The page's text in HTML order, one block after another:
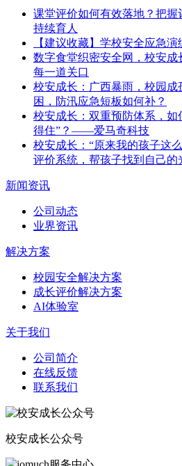
课堂评价如何有效落地？把
持续育人
【建议收藏】学校安全应急
数字食堂织密安全网，校安成
每一道关口
校安成长：广西暴雨，校园
困，防汛应急短板如何补？
校安成长：双重预防体系，如
得住”？——爱马奇科技
校安成长：“原来我的孩子这
评价系统，帮孩子找到自己的
新闻资讯
公司动态
业界资讯
解决方案
校园安全解决方案
成长评价解决方案
AI体验室
关于我们
公司简介
在线反馈
联系我们
校安成长公众号